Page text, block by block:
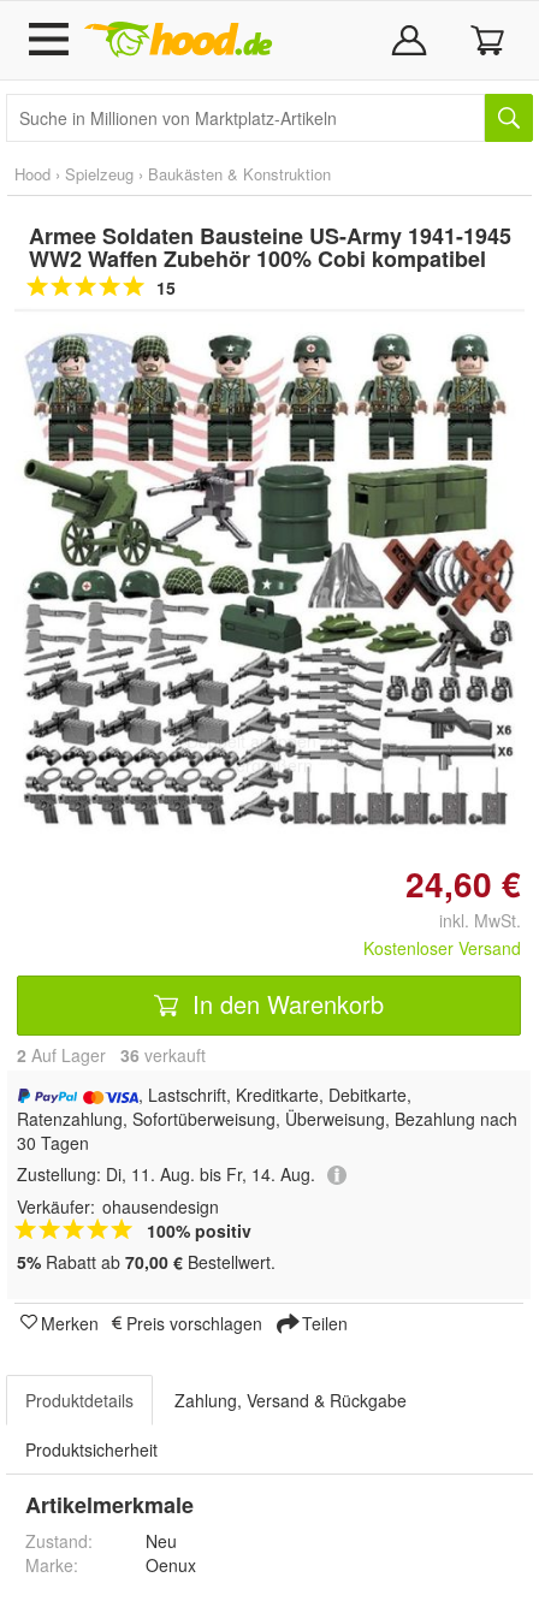
Hood › Spielzeug › Baukästen & Konstruktion
Armee Soldaten Bausteine US-Army 1941-1945
WW2 Waffen Zubehör 100% Cobi kompatibel
15
Doppelt antippen zum
vergrößern
24,60 €
inkl. MwSt.
Kostenloser Versand
In den Warenkorb
2 Auf Lager 36 verkauft
, Lastschrift, Kreditkarte, Debitkarte,
Ratenzahlung, Sofortüberweisung, Überweisung, Bezahlung nach
30 Tagen
Zustellung: Di, 11. Aug. bis Fr, 14. Aug.
Verkäufer: ohausendesign
100% positiv
5% Rabatt ab 70,00 € Bestellwert.
Merken Preis vorschlagen Teilen
Produktdetails Zahlung, Versand & Rückgabe
Produktsicherheit
Artikelmerkmale
Zustand:
Neu
Marke:
Oenux